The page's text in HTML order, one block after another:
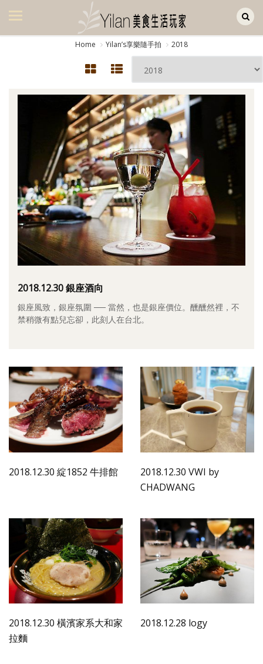
美食集
旅遊美食集
書房集
日記簿
餐桌週記
享樂隨手拍
影音區
創意出版服務
關於Yilan
個人著作
活動實況記錄
媒體報導一覽
合作與代言
Home Yilanʼs享樂隨手拍 2018
2018.12.30 銀座酒向
銀座風致，銀座氛圍 ── 當然，也是銀座價位。醺醺然裡，不
禁稍微有點兒忘卻，此刻人在台北。
2018.12.30 綻1852 牛排館
2018.12.30 VWI by
CHADWANG
2018.12.30 橫濱家系大和家
拉麵
2018.12.28 logy